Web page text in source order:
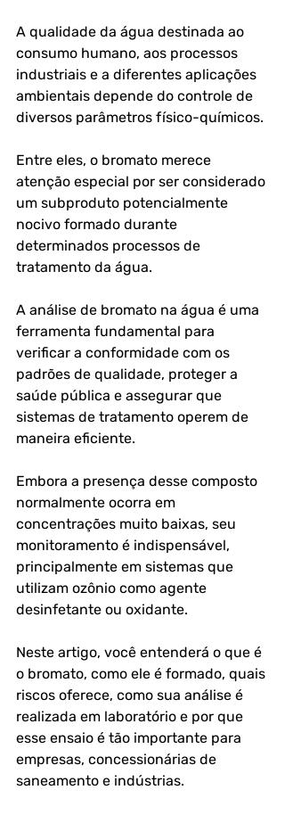
A qualidade da água destinada ao
consumo humano, aos processos
industriais e a diferentes aplicações
ambientais depende do controle de
diversos parâmetros físico-químicos.
Entre eles, o bromato merece
atenção especial por ser considerado
um subproduto potencialmente
nocivo formado durante
determinados processos de
tratamento da água.
A análise de bromato na água é uma
ferramenta fundamental para
verificar a conformidade com os
padrões de qualidade, proteger a
saúde pública e assegurar que
sistemas de tratamento operem de
maneira eficiente.
Embora a presença desse composto
normalmente ocorra em
concentrações muito baixas, seu
monitoramento é indispensável,
principalmente em sistemas que
utilizam ozônio como agente
desinfetante ou oxidante.
Neste artigo, você entenderá o que é
o bromato, como ele é formado, quais
riscos oferece, como sua análise é
realizada em laboratório e por que
esse ensaio é tão importante para
empresas, concessionárias de
saneamento e indústrias.